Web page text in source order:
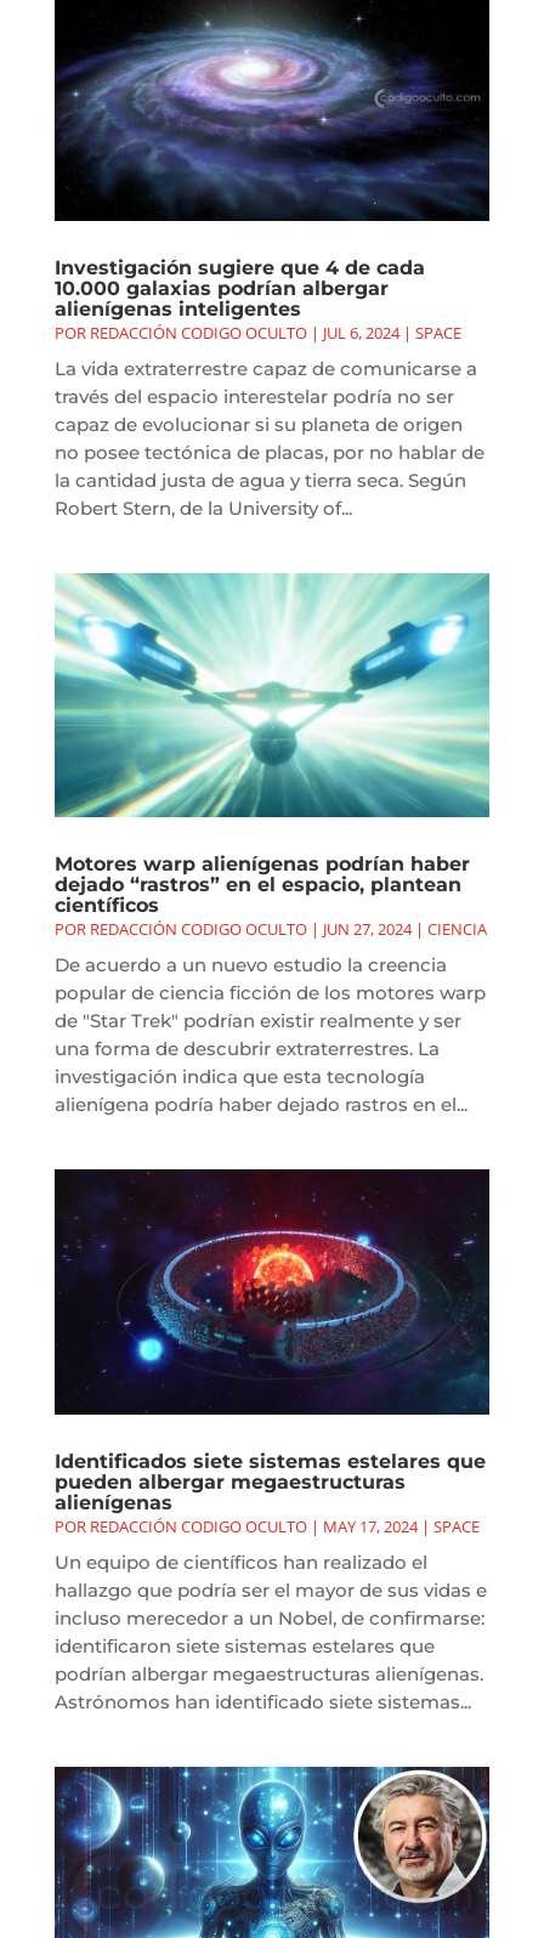
Investigación sugiere que 4 de cada
10.000 galaxias podrían albergar
alienígenas inteligentes
POR REDACCIÓN CODIGO OCULTO| JUL 6, 2024| SPACE
La vida extraterrestre capaz de comunicarse a
través del espacio interestelar podría no ser
capaz de evolucionar si su planeta de origen
no posee tectónica de placas, por no hablar de
la cantidad justa de agua y tierra seca. Según
Robert Stern, de la University of...
Motores warp alienígenas podrían haber
dejado “rastros” en el espacio, plantean
científicos
POR REDACCIÓN CODIGO OCULTO| JUN 27, 2024| CIENCIA
De acuerdo a un nuevo estudio la creencia
popular de ciencia ficción de los motores warp
de "Star Trek" podrían existir realmente y ser
una forma de descubrir extraterrestres. La
investigación indica que esta tecnología
alienígena podría haber dejado rastros en el...
Identificados siete sistemas estelares que
pueden albergar megaestructuras
alienígenas
POR REDACCIÓN CODIGO OCULTO| MAY 17, 2024| SPACE
Un equipo de científicos han realizado el
hallazgo que podría ser el mayor de sus vidas e
incluso merecedor a un Nobel, de confirmarse:
identificaron siete sistemas estelares que
podrían albergar megaestructuras alienígenas.
Astrónomos han identificado siete sistemas...